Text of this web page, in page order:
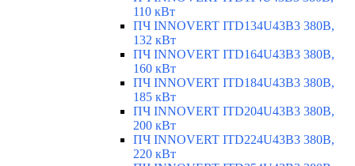
110 кВт
ПЧ INNOVERT ITD134U43B3 380В,
132 кВт
ПЧ INNOVERT ITD164U43B3 380В,
160 кВт
ПЧ INNOVERT ITD184U43B3 380В,
185 кВт
ПЧ INNOVERT ITD204U43B3 380В,
200 кВт
ПЧ INNOVERT ITD224U43B3 380В,
220 кВт